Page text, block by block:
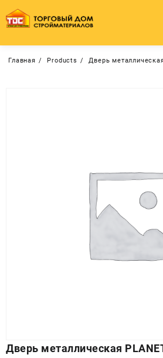
содержимому
Главная Products
Дверь
Дверь металлическая